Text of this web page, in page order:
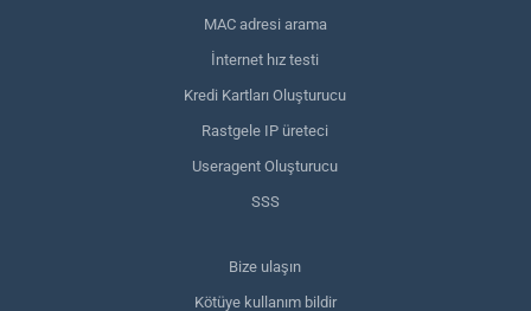
MAC adresi arama
İnternet hız testi
Kredi Kartları Oluşturucu
Rastgele IP üreteci
Useragent Oluşturucu
SSS
Bize ulaşın
Kötüye kullanım bildir